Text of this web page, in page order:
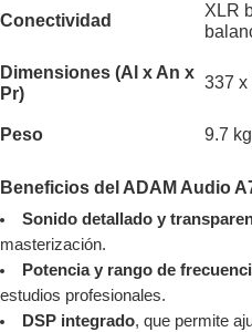
Conectividad
XLR
Dimensiones (Al x An x
Pr)
337 x
Peso 9.7 kg
Beneficios del ADAM Audio
Sonido detallado y
masterización.
Potencia y rango de
estudios profesionales.
DSP integrado, que permite